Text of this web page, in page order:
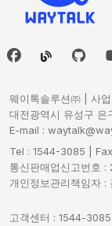
웨이톡솔루션㈜ | 사
대전광역시 유성구
E-mail :
Tel : 1544-3085 |
통신판매업신고번호
개인정보관리책임자 :
고객센터 : 1544-3085